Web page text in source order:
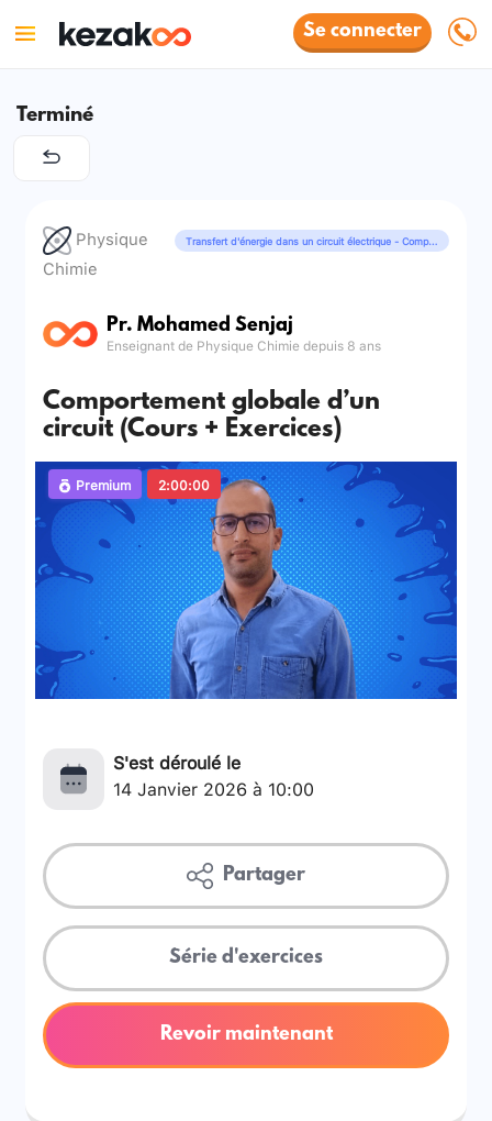
Se connecter
Terminé
Physique
Chimie
Transfert d'énergie dans un circuit électrique - Comportement global d'un circuit électrique
Pr. Mohamed Senjaj
Enseignant de Physique Chimie depuis 8 ans
Comportement globale d’un
circuit (Cours + Exercices)
Premium 2:00:00
S'est déroulé le
14 Janvier 2026 à 10:00
Partager
Série d'exercices
Revoir maintenant